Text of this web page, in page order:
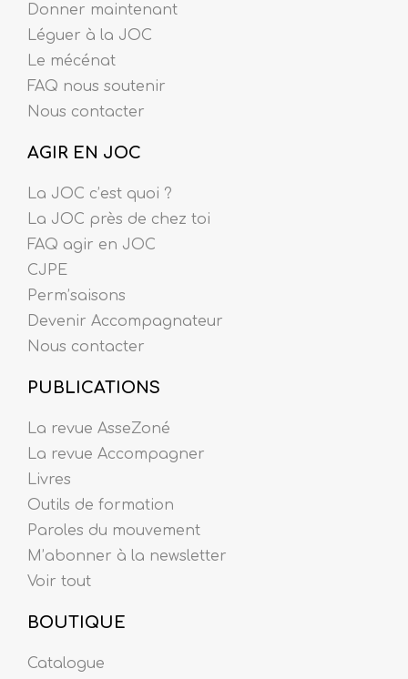
Donner maintenant
Léguer à la JOC
Le mécénat
FAQ nous soutenir
Nous contacter
AGIR EN JOC
La JOC c’est quoi ?
La JOC près de chez toi
FAQ agir en JOC
CJPE
Perm’saisons
Devenir Accompagnateur
Nous contacter
PUBLICATIONS
La revue AsseZoné
La revue Accompagner
Livres
Outils de formation
Paroles du mouvement
M’abonner à la newsletter
Voir tout
BOUTIQUE
Catalogue